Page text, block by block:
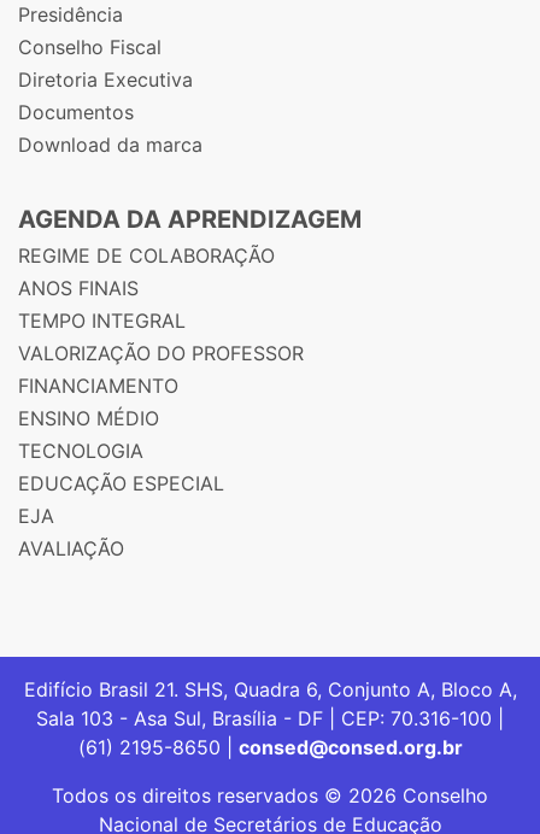
Presidência
Conselho Fiscal
Diretoria Executiva
Documentos
Download da marca
AGENDA DA APRENDIZAGEM
REGIME DE COLABORAÇÃO
ANOS FINAIS
TEMPO INTEGRAL
VALORIZAÇÃO DO PROFESSOR
FINANCIAMENTO
ENSINO MÉDIO
TECNOLOGIA
EDUCAÇÃO ESPECIAL
EJA
AVALIAÇÃO
Edifício Brasil 21. SHS, Quadra 6, Conjunto A, Bloco A,
Sala 103 - Asa Sul, Brasília - DF | CEP: 70.316-100 |
(61) 2195-8650 | consed@consed.org.br
Todos os direitos reservados © 2026 Conselho
Nacional de Secretários de Educação